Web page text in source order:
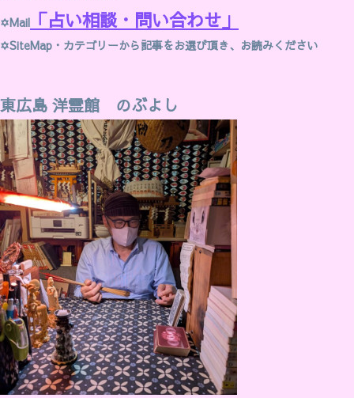
✡Mail 「占い相談・問い合わせ」
✡SiteMap・ カテゴリーから記事をお選び頂き、お読みください
東広島 洋霊館 のぶよし